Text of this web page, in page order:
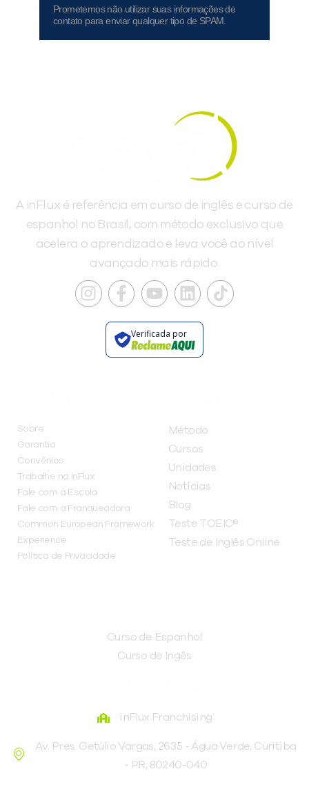
Prometemos não utilizar suas informações de
contato para enviar qualquer tipo de SPAM.
A inFlux é referência em curso de inglês e curso de
espanhol no Brasil, com método exclusivo que
acelera o aprendizado e leva você ao nível
avançado mais rápido.
Verificada por
Sobre
Garantia
Convênios
Trabalhe na inFlux
Fale com a Escola
Fale com a Franqueadora
Common European Framework
Experience
Política de Privacidade
Método
Cursos
Unidades
Notícias
Blog
Teste TOEIC®
Teste de Inglês Online
Curso de Espanhol
Curso de Ingês
inFlux Franchising
Av. Pres. Getúlio Vargas, 2635 - Água Verde, Curitiba
- PR, 80240-040